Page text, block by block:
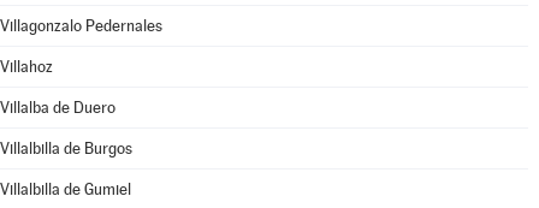
Villagonzalo Pedernales
Villahoz
Villalba de Duero
Villalbilla de Burgos
Villalbilla de Gumiel